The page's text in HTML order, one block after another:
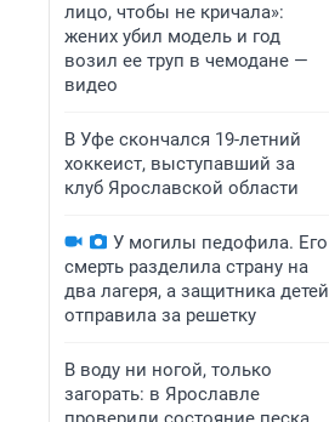
лицо, чтобы не кричала»:
жених убил модель и год
возил ее труп в чемодане —
видео
В Уфе скончался 19-летний
хоккеист, выступавший за
клуб Ярославской области
У могилы педофила. Его
смерть разделила страну на
два лагеря, а защитника детей
отправила за решетку
В воду ни ногой, только
загорать: в Ярославле